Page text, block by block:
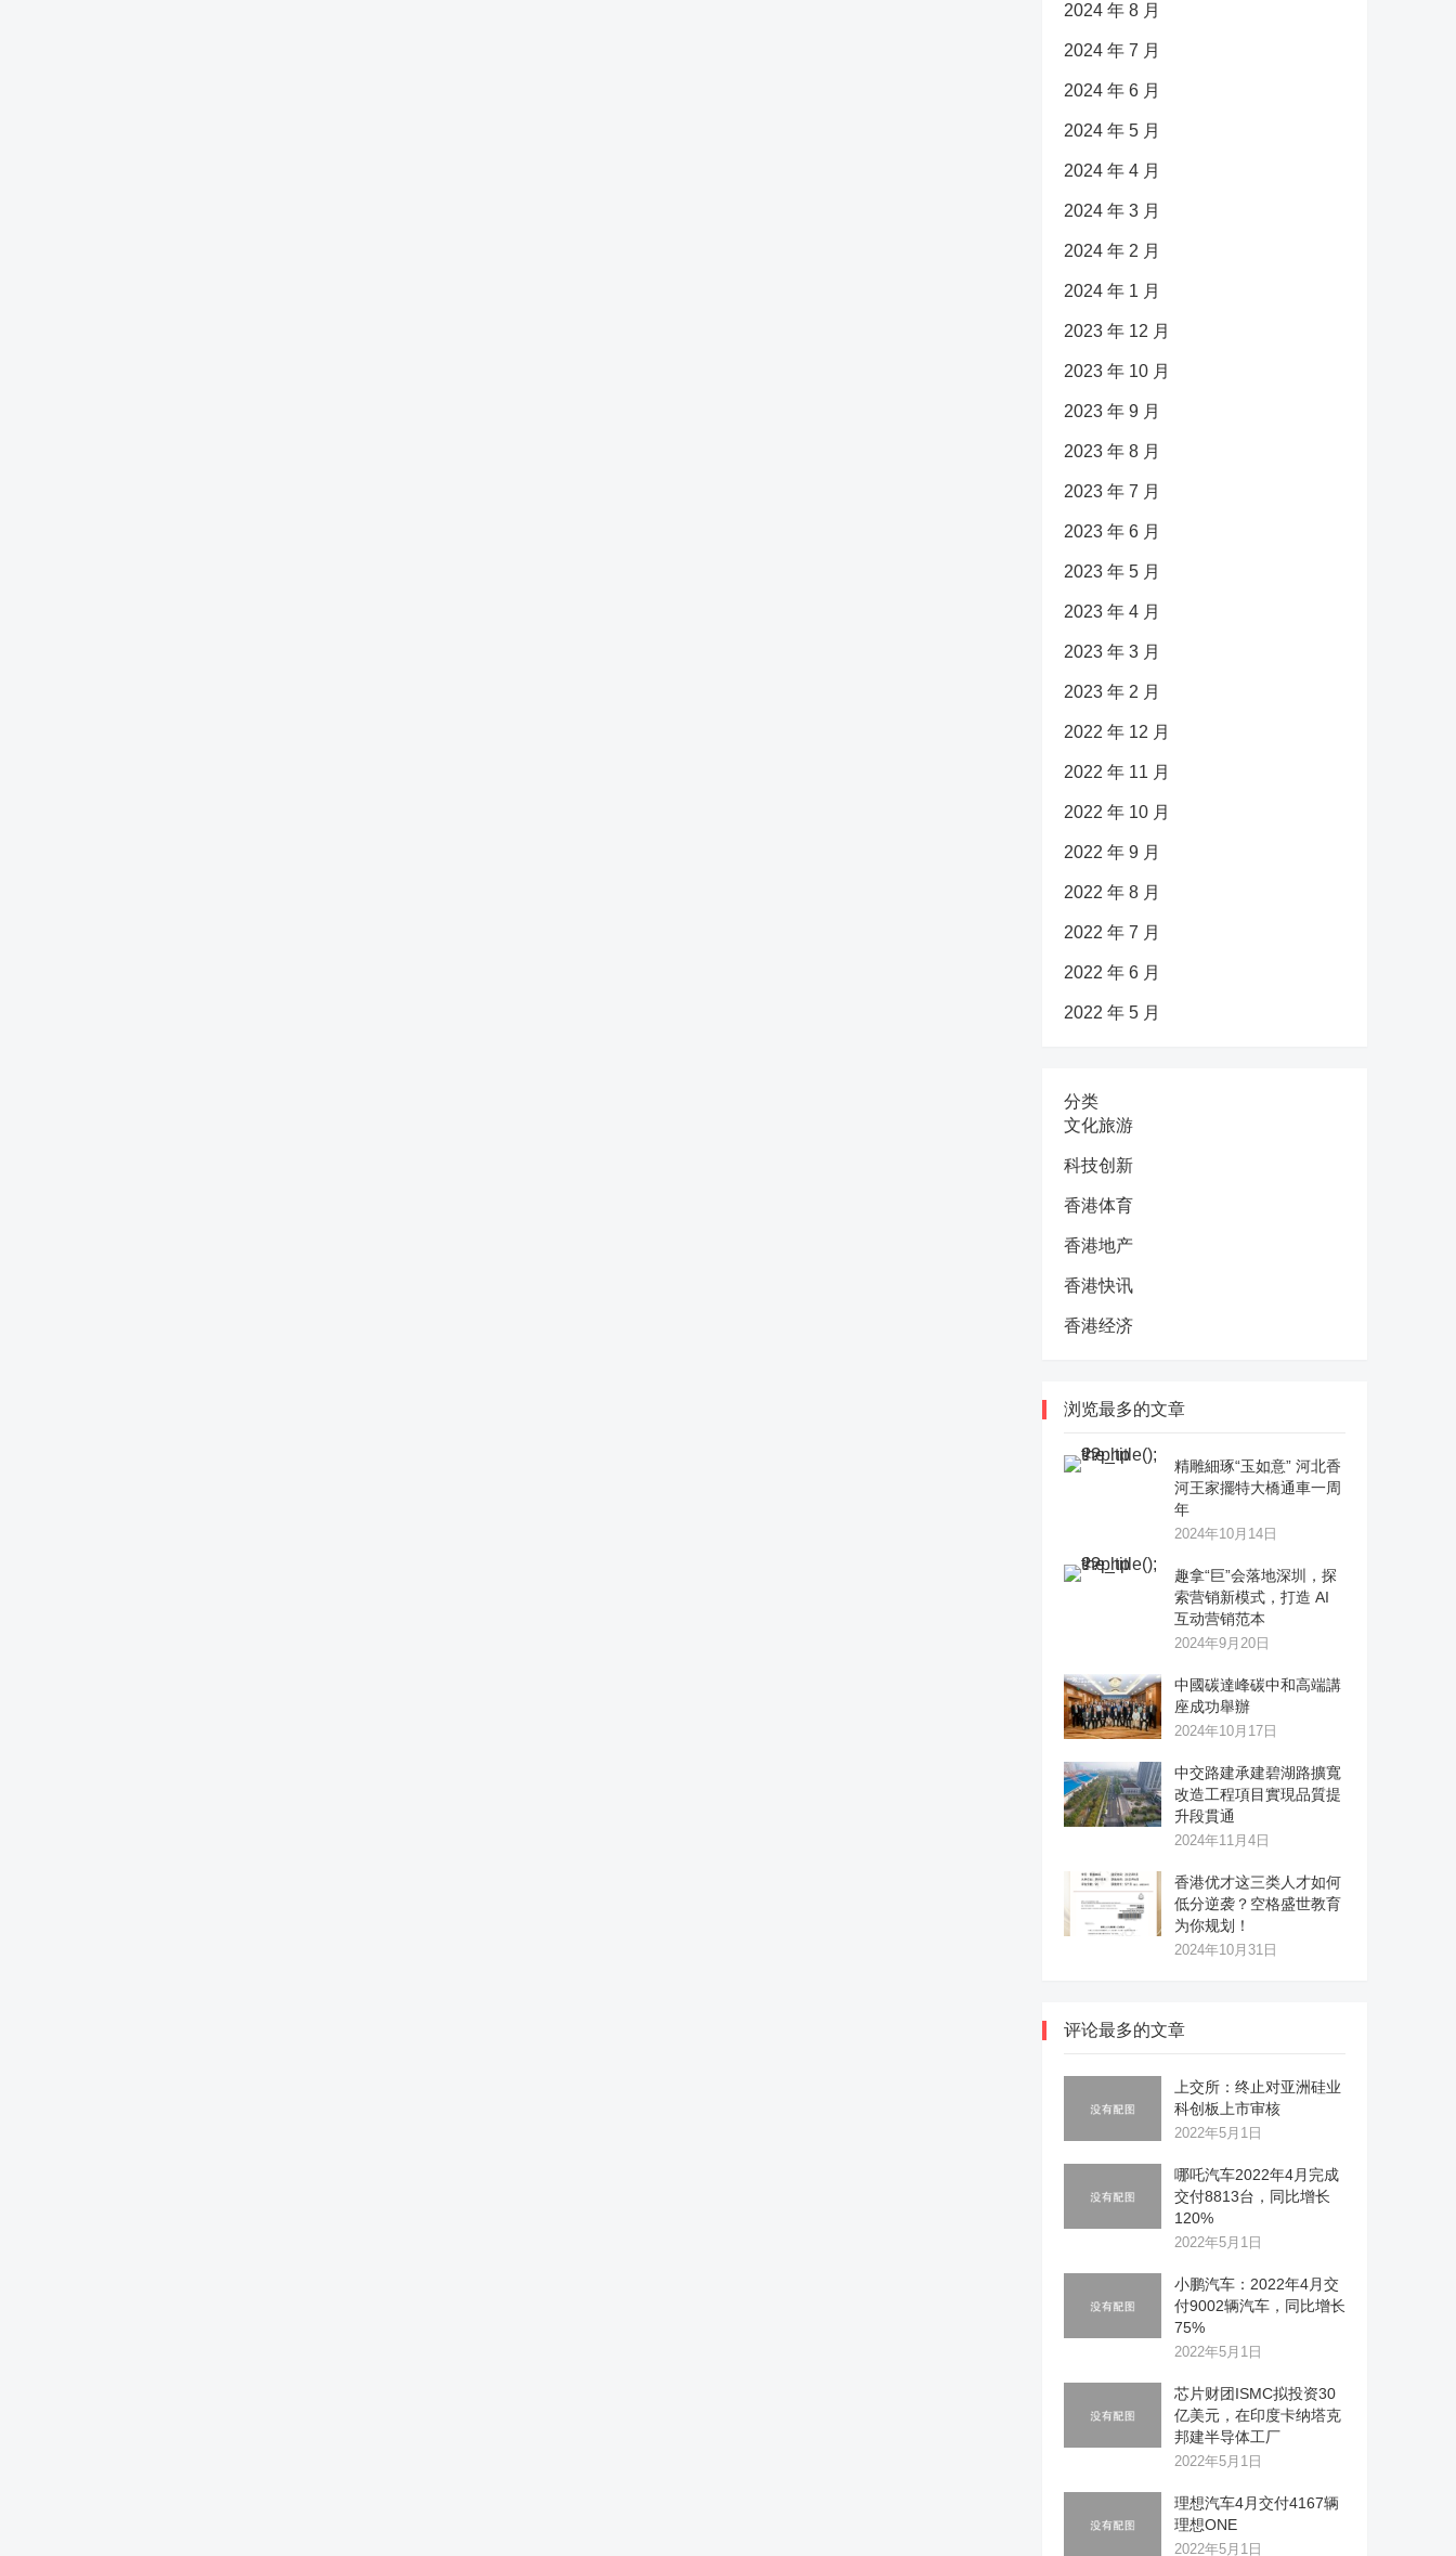
2024 年 8 月
2024 年 7 月
2024 年 6 月
2024 年 5 月
2024 年 4 月
2024 年 3 月
2024 年 2 月
2024 年 1 月
2023 年 12 月
2023 年 10 月
2023 年 9 月
2023 年 8 月
2023 年 7 月
2023 年 6 月
2023 年 5 月
2023 年 4 月
2023 年 3 月
2023 年 2 月
2022 年 12 月
2022 年 11 月
2022 年 10 月
2022 年 9 月
2022 年 8 月
2022 年 7 月
2022 年 6 月
2022 年 5 月
分类
文化旅游
科技创新
香港体育
香港地产
香港快讯
香港经济
浏览最多的文章
精雕細琢“玉如意” 河北香
河王家擺特大橋通車一周
年
2024年10月14日
趣拿“巨”会落地深圳，探
索营销新模式，打造 AI
互动营销范本
2024年9月20日
中國碳達峰碳中和高端講
座成功舉辦
2024年10月17日
中交路建承建碧湖路擴寬
改造工程項目實現品質提
升段貫通
2024年11月4日
香港优才这三类人才如何
低分逆袭？空格盛世教育
为你规划！
2024年10月31日
评论最多的文章
上交所：终止对亚洲硅业
科创板上市审核
2022年5月1日
哪吒汽车2022年4月完成
交付8813台，同比增长
120%
2022年5月1日
小鹏汽车：2022年4月交
付9002辆汽车，同比增长
75%
2022年5月1日
芯片财团ISMC拟投资30
亿美元，在印度卡纳塔克
邦建半导体工厂
2022年5月1日
理想汽车4月交付4167辆
理想ONE
2022年5月1日